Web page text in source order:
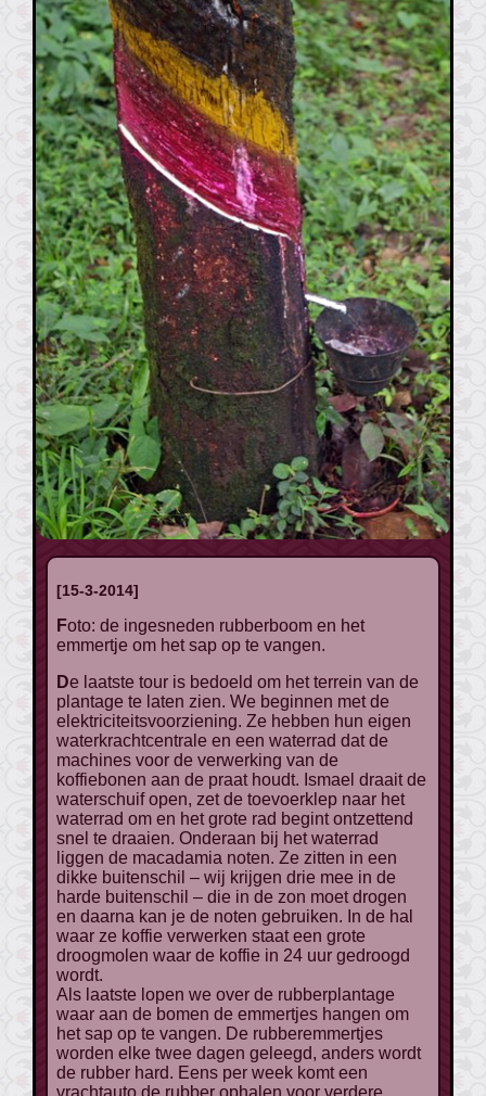
[15-3-2014]
Foto: de ingesneden rubberboom en het
emmertje om het sap op te vangen.
De laatste tour is bedoeld om het terrein van de
plantage te laten zien. We beginnen met de
elektriciteitsvoorziening. Ze hebben hun eigen
waterkrachtcentrale en een waterrad dat de
machines voor de verwerking van de
koffiebonen aan de praat houdt. Ismael draait de
waterschuif open, zet de toevoerklep naar het
waterrad om en het grote rad begint ontzettend
snel te draaien. Onderaan bij het waterrad
liggen de macadamia noten. Ze zitten in een
dikke buitenschil – wij krijgen drie mee in de
harde buitenschil – die in de zon moet drogen
en daarna kan je de noten gebruiken. In de hal
waar ze koffie verwerken staat een grote
droogmolen waar de koffie in 24 uur gedroogd
wordt.
Als laatste lopen we over de rubberplantage
waar aan de bomen de emmertjes hangen om
het sap op te vangen. De rubberemmertjes
worden elke twee dagen geleegd, anders wordt
de rubber hard. Eens per week komt een
vrachtauto de rubber ophalen voor verdere